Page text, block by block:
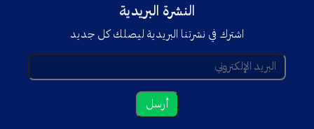
النشرة البريدية
اشترك في نشرتنا البريدية ليصلك كل جديد